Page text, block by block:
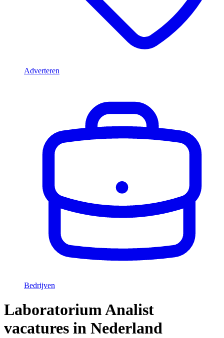
Adverteren
Bedrijven
Laboratorium Analist
vacatures in Nederland